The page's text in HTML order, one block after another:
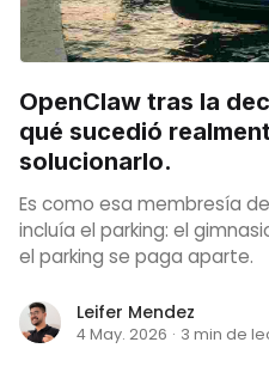
OpenClaw tras la
qué sucedió
solucionarlo.
Es como esa membresía
incluía el parking: el
el parking se paga aparte.
Leifer Mendez
4 May. 2026 · 3 min de